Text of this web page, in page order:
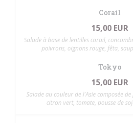
Corail
15,00 EUR
Salade à base de lentilles corail,
poivrons, oignons rouge, fêta,
Tokyo
15,00 EUR
Salade au couleur de l'Asie composée
citron vert, tomate, pousse de